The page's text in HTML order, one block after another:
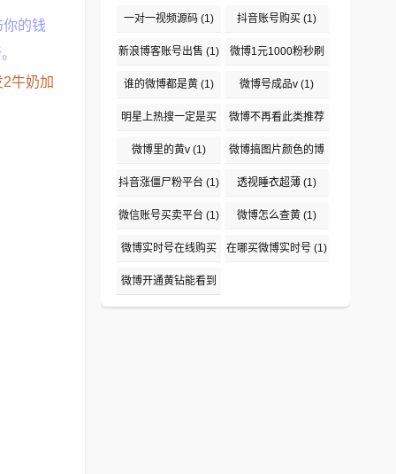
的钱
牛奶加
过(1) 钱(1)
一对一视频源码 (1) 抖音账号购买 (1)
新浪博客账号出售 (1) 微博1元1000粉秒刷
(1)
谁的微博都是黄 (1) 微博号成品v (1)
明星上热搜一定是买
吗(1)
微博不再看此类推荐
(1)
微博里的黄v (1) 微博搞图片颜色的博
主盘点(1)
抖音涨僵尸粉平台 (1) 透视睡衣超薄 (1)
微信账号买卖平台 (1) 微博怎么查黄 (1)
微博实时号在线购买
平台(1)
在哪买微博实时号 (1)
微博开通黄钻能看到
说访问了吗(1)